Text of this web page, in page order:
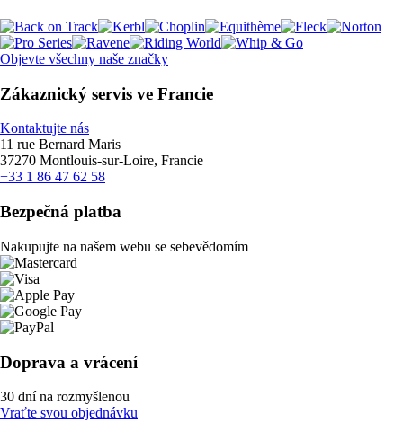
Objevte všechny naše značky
Zákaznický servis ve Francie
Kontaktujte nás
11 rue Bernard Maris
37270 Montlouis-sur-Loire, Francie
+33 1 86 47 62 58
Bezpečná platba
Nakupujte na našem webu se sebevědomím
Doprava a vrácení
30 dní na rozmyšlenou
Vraťte svou objednávku